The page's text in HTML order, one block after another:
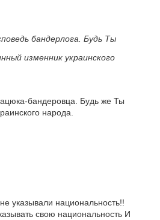
бандерлога. Будь Ты
изменник украинского
бандеровца. Будь же Ты
народа.
указывали национальность!!
свою национальность И